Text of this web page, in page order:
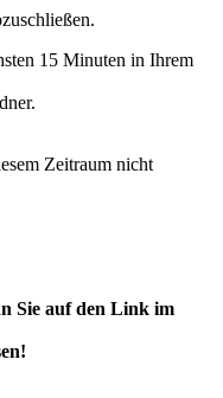
15 Minuten in Ihrem
Zeitraum nicht
Sie auf den Link im